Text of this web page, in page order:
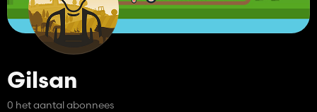
Gilsan
0 het aantal abonnees